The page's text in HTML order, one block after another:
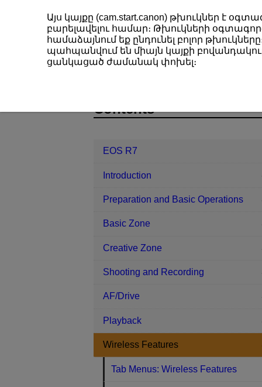
EOS R7 Wireless Features
Contents
EOS R7
Introduction
Preparation and Basic Operations
Basic Zone
Creative Zone
Shooting and Recording
AF/Drive
Playback
Wireless Features
Tab Menus: Wireless Features
Այս կայքը (cam.start.canon) թխուկներ է
բարելավելու համար։ Թխուկների
համաձայնում եք ընդունել բոլոր
պահպանվում են միայն կայքի
ցանկացած ժամանակ փոխել։